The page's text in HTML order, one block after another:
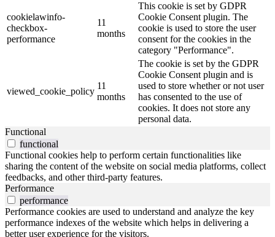
cookielawinfo-
checkbox-
performance
11
months
This cookie is set by GDPR
Cookie Consent plugin. The
cookie is used to store the user
consent for the cookies in the
category "Performance".
viewed_cookie_policy
11
months
The cookie is set by the GDPR
Cookie Consent plugin and is
used to store whether or not user
has consented to the use of
cookies. It does not store any
personal data.
Functional
functional
Functional cookies help to perform certain functionalities like
sharing the content of the website on social media platforms, collect
feedbacks, and other third-party features.
Performance
performance
Performance cookies are used to understand and analyze the key
performance indexes of the website which helps in delivering a
better user experience for the visitors.